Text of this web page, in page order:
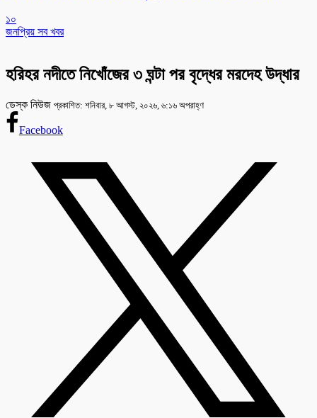
১০
জনপ্রিয় সব খবর
হরিহর নদীতে নিখোঁজের ৩ ঘন্টা পর বৃদ্ধের মরদেহ উদ্ধার
ডেস্ক নিউজ প্রকাশিত: শনিবার, ৮ আগস্ট, ২০২৬, ৬:১৬ অপরাহ্ণ
Facebook